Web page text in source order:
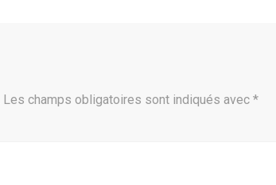
Les champs obligatoires sont indiqués avec*